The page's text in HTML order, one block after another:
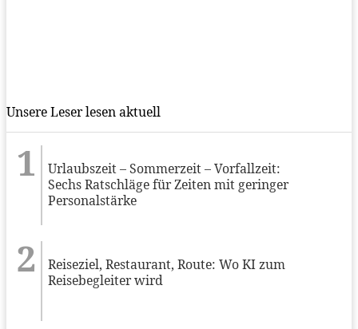
Unsere Leser lesen aktuell
Urlaubszeit – Sommerzeit – Vorfallzeit:
Sechs Ratschläge für Zeiten mit geringer
Personalstärke
Reiseziel, Restaurant, Route: Wo KI zum
Reisebegleiter wird